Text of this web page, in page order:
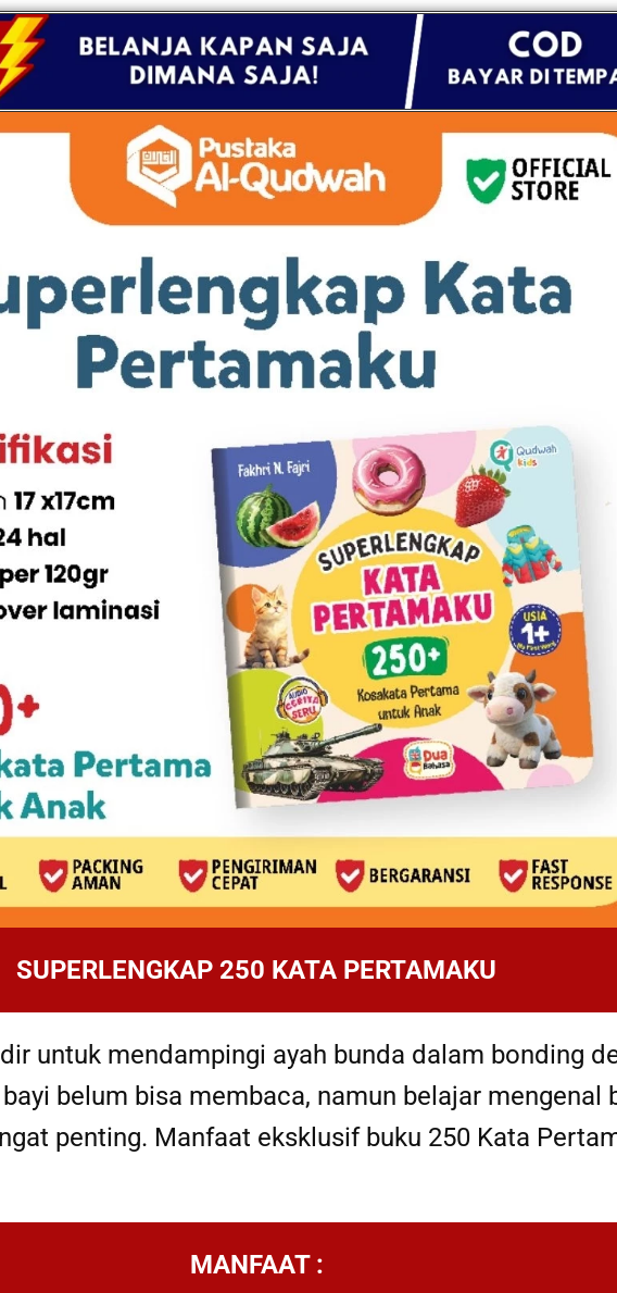
SUPERLENGKAP 250 KATA PERTAMAKU
untuk mendampingi ayah bunda dalam bonding
belum bisa membaca, namun belajar mengenal
penting. Manfaat eksklusif buku 250 Kata
MANFAAT :